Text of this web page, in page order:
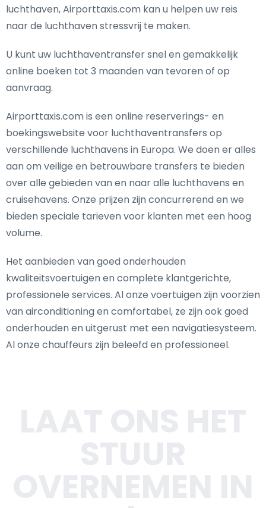
luchthaven, Airporttaxis.com kan u helpen uw reis
naar de luchthaven stressvrij te maken.
U kunt uw luchthaventransfer snel en gemakkelijk
online boeken tot 3 maanden van tevoren of op
aanvraag.
Airporttaxis.com is een online reserverings- en
boekingswebsite voor luchthaventransfers op
verschillende luchthavens in Europa. We doen er alles
aan om veilige en betrouwbare transfers te bieden
over alle gebieden van en naar alle luchthavens en
cruisehavens. Onze prijzen zijn concurrerend en we
bieden speciale tarieven voor klanten met een hoog
volume.
Het aanbieden van goed onderhouden
kwaliteitsvoertuigen en complete klantgerichte,
professionele services. Al onze voertuigen zijn voorzien
van airconditioning en comfortabel, ze zijn ook goed
onderhouden en uitgerust met een navigatiesysteem.
Al onze chauffeurs zijn beleefd en professioneel.